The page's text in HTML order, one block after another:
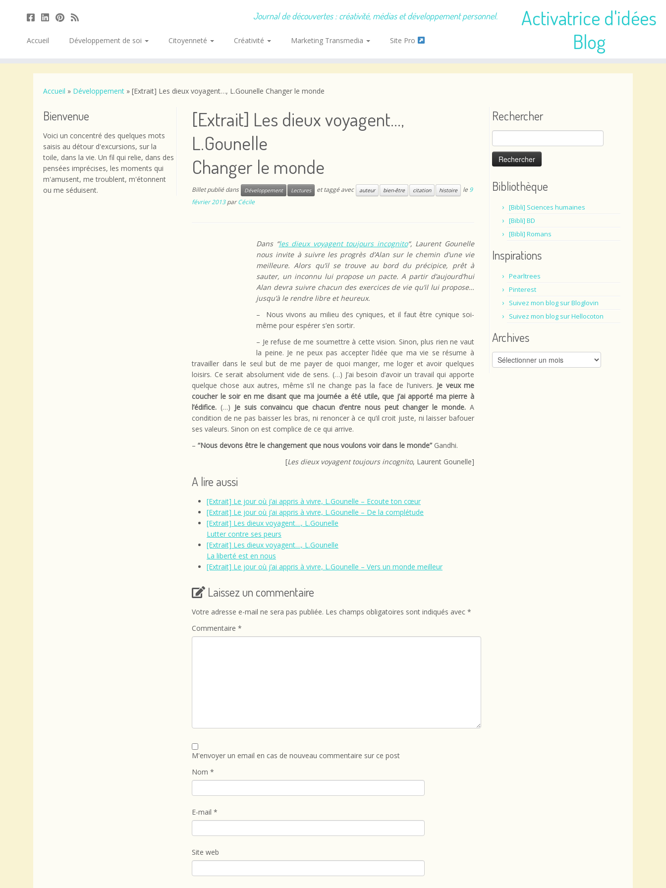
Activatrice d'idées
Blog
Journal de découvertes : créativité, médias et développement personnel.
Accueil Développement de soi Citoyenneté Créativité Marketing Transmedia Site Pro
Accueil » Développement » [Extrait] Les dieux voyagent…, L.Gounelle Changer le monde
Bienvenue
Voici un concentré des quelques mots
saisis au détour d'excursions, sur la
toile, dans la vie. Un fil qui relie, dans des
pensées imprécises, les moments qui
m'amusent, me troublent, m'étonnent
ou me séduisent.
[Extrait] Les dieux voyagent…,
L.Gounelle
Changer le monde
Billet publié dans Développement Lectures et taggé avec auteur bien-être citation histoire le 9
février 2013 parCécile
Dans “les dieux voyagent toujours incognito“, Laurent Gounelle
nous invite à suivre les progrès d’Alan sur le chemin d’une vie
meilleure. Alors qu’il se trouve au bord du précipice, prêt à
sauter, un inconnu lui propose un pacte. A partir d’aujourd’hui
Alan devra suivre chacun des exercices de vie qu’il lui propose…
jusqu’à le rendre libre et heureux.
– Nous vivons au milieu des cyniques, et il faut être cynique soi-
même pour espérer s’en sortir.
– Je refuse de me soumettre à cette vision. Sinon, plus rien ne vaut
la peine. Je ne peux pas accepter l’idée que ma vie se résume à
travailler dans le seul but de me payer de quoi manger, me loger et avoir quelques
loisirs. Ce serait absolument vide de sens. (…) J’ai besoin d’avoir un travail qui apporte
quelque chose aux autres, même s’il ne change pas la face de l’univers. Je veux me
coucher le soir en me disant que ma journée a été utile, que j’ai apporté ma pierre à
l’édifice. (…) Je suis convaincu que chacun d’entre nous peut changer le monde. A
condition de ne pas baisser les bras, ni renoncer à ce qu’il croit juste, ni laisser bafouer
ses valeurs. Sinon on est complice de ce qui arrive.
– “Nous devons être le changement que nous voulons voir dans le monde” Gandhi.
[Les dieux voyagent toujours incognito, Laurent Gounelle]
A lire aussi
[Extrait] Le jour où j’ai appris à vivre, L.Gounelle – Ecoute ton cœur
[Extrait] Le jour où j’ai appris à vivre, L.Gounelle – De la complétude
[Extrait] Les dieux voyagent…, L.Gounelle
Lutter contre ses peurs
[Extrait] Les dieux voyagent…, L.Gounelle
La liberté est en nous
[Extrait] Le jour où j’ai appris à vivre, L.Gounelle – Vers un monde meilleur
Laissez un commentaire
Votre adresse e-mail ne sera pas publiée. Les champs obligatoires sont indiqués avec *
Commentaire *
M'envoyer un email en cas de nouveau commentaire sur ce post
Nom *
E-mail *
Site web
Rechercher
Rechercher :
Bibliothèque
[Bibli] Sciences humaines
[Bibli] BD
[Bibli] Romans
Inspirations
Pearltrees
Pinterest
Suivez mon blog sur Bloglovin
Suivez mon blog sur Hellocoton
Archives
Archives